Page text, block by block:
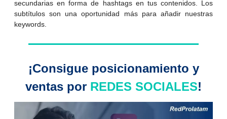
secundarias en forma de hashtags en tus contenidos. Los
subtítulos son una oportunidad más para añadir nuestras
keywords.
¡Consigue posicionamiento y
ventas por REDES SOCIALES!